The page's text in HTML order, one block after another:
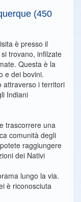
(450
è presso il
trovano, infilzate
Questa è la
e dei bovini.
attraverso i territori
Indiani
trascorrere una
comunità degli
raggiungere
dei Nativi
lungo la via.
è riconosciuta